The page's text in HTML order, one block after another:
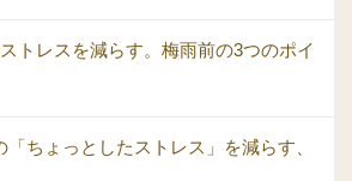
トレスを減らす。梅雨前の3つのポイ
「ちょっとしたストレス」を減らす、